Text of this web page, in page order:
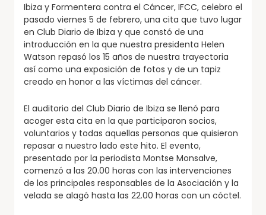
Ibiza y Formentera contra el Cáncer, IFCC, celebro el
pasado viernes 5 de febrero, una cita que tuvo lugar
en Club Diario de Ibiza y que constó de una
introducción en la que nuestra presidenta Helen
Watson repasó los 15 años de nuestra trayectoria
así como una exposición de fotos y de un tapiz
creado en honor a las víctimas del cáncer.
El auditorio del Club Diario de Ibiza se llenó para
acoger esta cita en la que participaron socios,
voluntarios y todas aquellas personas que quisieron
repasar a nuestro lado este hito. El evento,
presentado por la periodista Montse Monsalve,
comenzó a las 20.00 horas con las intervenciones
de los principales responsables de la Asociación y la
velada se alagó hasta las 22.00 horas con un cóctel.